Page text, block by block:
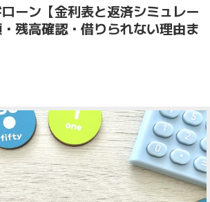
ーン【金利表と返済シミュレー
残高確認・借りられない理由ま